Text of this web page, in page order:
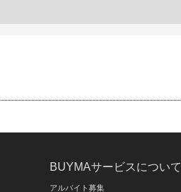
BUYMAサービスについて
アルバイト募集